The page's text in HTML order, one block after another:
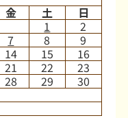
金 土 日
1
2
7 8
9
14 15
16
21 22
23
28 29
30